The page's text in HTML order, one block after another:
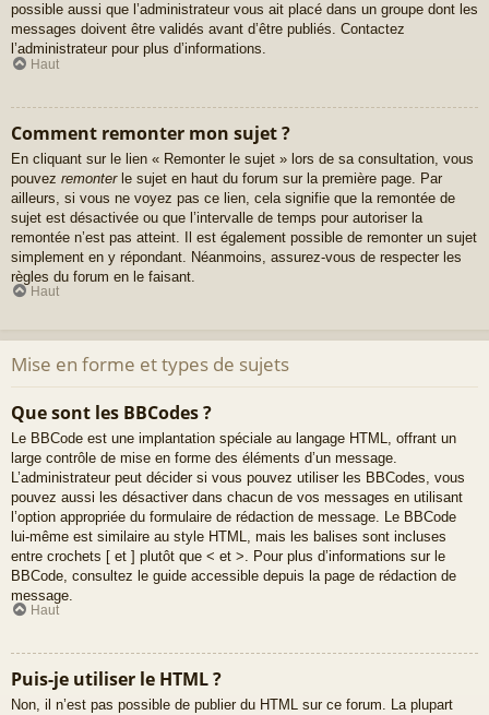
possible aussi que l’administrateur vous ait placé dans un groupe dont les
messages doivent être validés avant d’être publiés. Contactez
l’administrateur pour plus d’informations.
Haut
Comment remonter mon sujet ?
En cliquant sur le lien « Remonter le sujet » lors de sa consultation, vous
pouvez remonterle sujet en haut du forum sur la première page. Par
ailleurs, si vous ne voyez pas ce lien, cela signifie que la remontée de
sujet est désactivée ou que l’intervalle de temps pour autoriser la
remontée n’est pas atteint. Il est également possible de remonter un sujet
simplement en y répondant. Néanmoins, assurez-vous de respecter les
règles du forum en le faisant.
Haut
Mise en forme et types de sujets
Que sont les BBCodes ?
Le BBCode est une implantation spéciale au langage HTML, offrant un
large contrôle de mise en forme des éléments d’un message.
L’administrateur peut décider si vous pouvez utiliser les BBCodes, vous
pouvez aussi les désactiver dans chacun de vos messages en utilisant
l’option appropriée du formulaire de rédaction de message. Le BBCode
lui-même est similaire au style HTML, mais les balises sont incluses
entre crochets [ et ] plutôt que < et >. Pour plus d’informations sur le
BBCode, consultez le guide accessible depuis la page de rédaction de
message.
Haut
Puis-je utiliser le HTML ?
Non, il n’est pas possible de publier du HTML sur ce forum. La plupart